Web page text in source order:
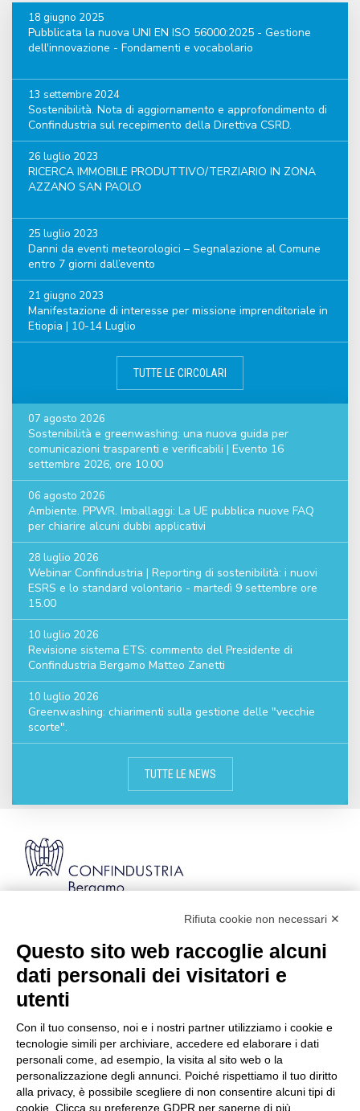
18 giugno 2025
Pubblicata la nuova UNI EN ISO 56000:2025 - Gestione
dell'innovazione - Fondamenti e vocabolario
13 settembre 2024
Sostenibilità. Nota di aggiornamento e approfondimento di
Confindustria sul recepimento della Direttiva CSRD.
26 luglio 2023
RICERCA IMMOBILE PRODUTTIVO/TERZIARIO IN ZONA
AZZANO SAN PAOLO
25 luglio 2023
Danni da eventi meteorologici – Segnalazione al Comune
entro 7 giorni dall’evento
21 giugno 2023
Manifestazione di interesse per missione imprenditoriale in
Etiopia | 10-14 Luglio
TUTTE LE CIRCOLARI
07 agosto 2026
Sostenibilità e greenwashing: una nuova guida per
comunicazioni trasparenti e verificabili | Evento 16
settembre 2026, ore 10.00
06 agosto 2026
Ambiente. PPWR. Imballaggi: La UE pubblica nuove FAQ
per chiarire alcuni dubbi applicativi
28 luglio 2026
Webinar Confindustria | Reporting di sostenibilità: i nuovi
ESRS e lo standard volontario - martedì 9 settembre ore
15.00
10 luglio 2026
Revisione sistema ETS: commento del Presidente di
Confindustria Bergamo Matteo Zanetti
10 luglio 2026
Greenwashing: chiarimenti sulla gestione delle "vecchie
scorte".
TUTTE LE NEWS
Codice Fiscale: 80021750163 | PEC:
info@pec.confindustriabergamo.it
CONFINDUSTRIA BERGAMO
ASSISTENZA & PRIVACY
Rifiuta cookie non necessari ✕
Questo sito web raccoglie alcuni
dati personali dei visitatori e
utenti
Con il tuo consenso, noi e i nostri partner utilizziamo i cookie e
tecnologie simili per archiviare, accedere ed elaborare i dati
personali come, ad esempio, la visita al sito web o la
personalizzazione degli annunci. Poiché rispettiamo il tuo diritto
alla privacy, è possibile scegliere di non consentire alcuni tipi di
cookie. Clicca su preferenze GDPR per saperne di più.